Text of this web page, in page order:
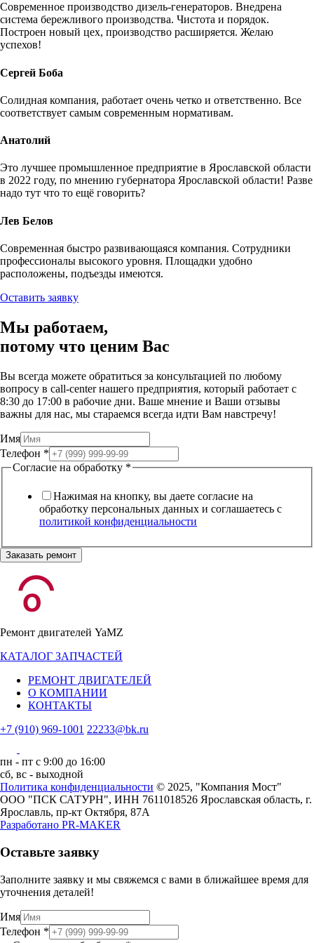
Современное производство дизель-генераторов. Внедрена
система бережливого производства. Чистота и порядок.
Построен новый цех, производство расширяется. Желаю
успехов!
Сергей Боба
Солидная компания, работает очень четко и ответственно. Все
соответствует самым современным нормативам.
Анатолий
Это лучшее промышленное предприятие в Ярославской области
в 2022 году, по мнению губернатора Ярославской области! Разве
надо тут что то ещё говорить?
Лев Белов
Современная быстро развивающаяся компания. Сотрудники
профессионалы высокого уровня. Площадки удобно
расположены, подъезды имеются.
Оставить заявку
Мы работаем,
потому что ценим Вас
Вы всегда можете обратиться за консультацией по любому
вопросу в call-center нашего предприятия, который работает c
8:30 до 17:00 в рабочие дни. Ваше мнение и Ваши отзывы
важны для нас, мы стараемся всегда идти Вам навстречу!
Имя
Телефон *
Согласие на обработку *
Нажимая на кнопку, вы даете согласие на
обработку персональных данных и соглашаетесь c
политикой конфиденциальности
Заказать ремонт
Ремонт двигателей YaMZ
КАТАЛОГ ЗАПЧАСТЕЙ
РЕМОНТ ДВИГАТЕЛЕЙ
О КОМПАНИИ
КОНТАКТЫ
+7 (910) 969-1001 22233@bk.ru
пн - пт с 9:00 до 16:00
сб, вс - выходной
Политика конфиденциальности © 2025, "Компания Мост"
ООО "ПСК САТУРН", ИНН 7611018526 Ярославская область, г.
Ярославль, пр-кт Октября, 87А
Разработано PR-MAKER
Оставьте заявку
Заполните заявку и мы свяжемся с вами в ближайшее время для
уточнения деталей!
Имя
Телефон
Телефон *